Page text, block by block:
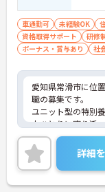
車通勤可 未経験OK
資格取得サポート
研修
ボーナス・賞与あり
社
愛知県常滑市に位
職の募集です。
ユニット型の特別
人ひとりに寄り添
の方も応募可能で
す。介護福祉士取
受講できるなど、
おすすめです。賞
手当も充実してい
詳細